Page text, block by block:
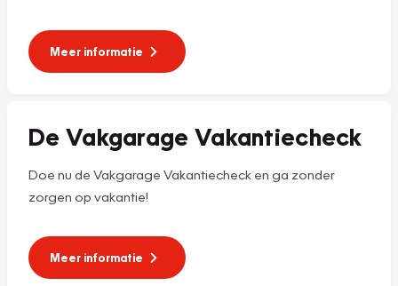
Meer informatie
De Vakgarage Vakantiecheck
Doe nu de Vakgarage Vakantiecheck en ga zonder
zorgen op vakantie!
Meer informatie